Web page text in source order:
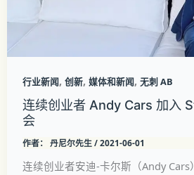
行业新闻, 创新, 媒体和新闻, 无刺 AB
连续创业者 Andy Cars 加入
会
作者： 丹尼尔先生/2021-06-01
连续创业者安迪-卡尔斯（Andy Cars